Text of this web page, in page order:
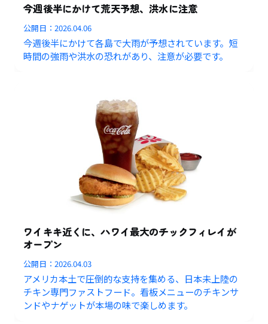
今週後半にかけて荒天予想、洪水に注意
公開日：2026.04.06
今週後半にかけて各島で大雨が予想されています。短
時間の強雨や洪水の恐れがあり、注意が必要です。
ワイキキ近くに、ハワイ最大のチックフィレイが
オープン
公開日：2026.04.03
アメリカ本土で圧倒的な支持を集める、日本未上陸の
チキン専門ファストフード。看板メニューのチキンサ
ンドやナゲットが本場の味で楽しめます。